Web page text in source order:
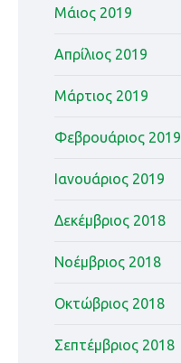
Μάιος 2019
Απρίλιος 2019
Μάρτιος 2019
Φεβρουάριος 2019
Ιανουάριος 2019
Δεκέμβριος 2018
Νοέμβριος 2018
Οκτώβριος 2018
Σεπτέμβριος 2018